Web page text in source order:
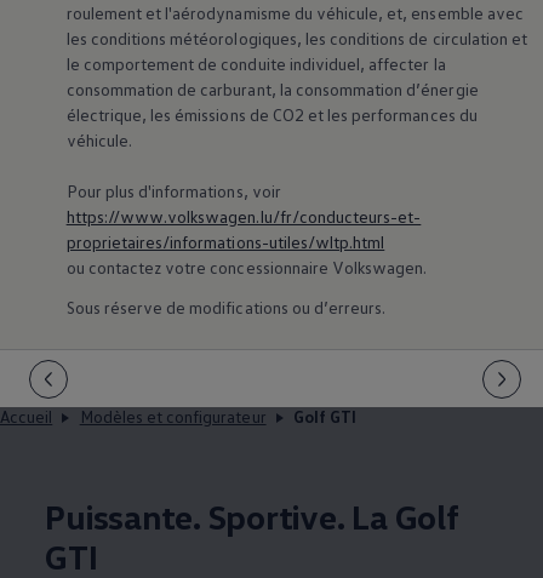
2 3
La Golf GTI
Configurer maintenant
Accueil Modèles et configurateur Golf GTI
Puissante. Sportive. La Golf
GTI
roulement et l'aérodynamisme du véhicule, et, ensemble avec
les conditions météorologiques, les conditions de circulation et
le comportement de conduite individuel, affecter la
consommation de carburant, la consommation d’énergie
électrique, les émissions de CO2 et les performances du
véhicule.
Pour plus d'informations, voir
https://www.volkswagen.lu/fr/conducteurs-et-
proprietaires/informations-utiles/wltp.html
ou contactez votre concessionnaire Volkswagen.
Sous réserve de modifications ou d’erreurs.